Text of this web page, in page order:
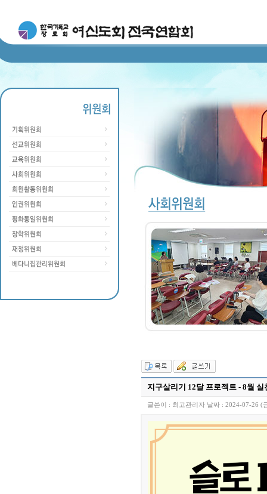
지구살리기 12달 프로젝트 - 8월 실
글쓴이 : 최고관리자 날짜 : 2024-07-26 (